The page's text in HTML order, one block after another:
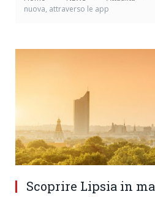
nuova, attraverso le app
Scoprire Lipsia in